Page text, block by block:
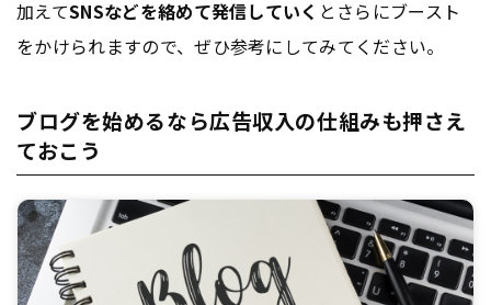
加えてSNSなどを絡めて発信していく とさらにブースト
をかけられますので、ぜひ参考にしてみてください。
ブログを始めるなら広告収入の仕組みも押さえ
ておこう